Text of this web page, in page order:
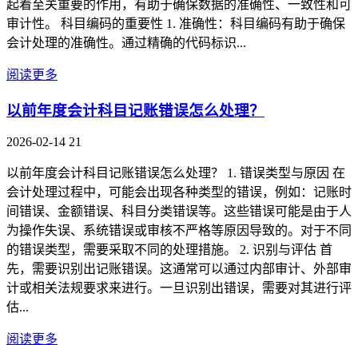
起着至关重要的作用，有助于确保数据的准确性、一致性和可
审计性。 科目编码的重要性 1. 准确性：科目编码有助于确保
会计处理的准确性。通过精确的代码标识...
阅读更多
以前年度会计科目记账错误怎么处理？
2026-02-14 21
以前年度会计科目记账错误怎么处理？ 1. 错误类型与原因 在
会计处理过程中，可能会出现各种类型的错误，例如：记账时
间错误、金额错误、科目分类错误等。这些错误可能是由于人
为操作失误、系统错误或审核不严格等原因导致的。对于不同
的错误类型，需要采取不同的处理措施。 2. 识别与评估 首
先，需要识别出记账错误。这通常可以通过内部审计、外部审
计或相关法规要求来进行。一旦识别出错误，需要对其进行评
估...
阅读更多